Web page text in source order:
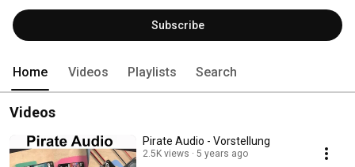
Subscribe
Home Videos Playlists Search
Videos
Pirate Audio - Vorstellung
2.5K views 5 years ago